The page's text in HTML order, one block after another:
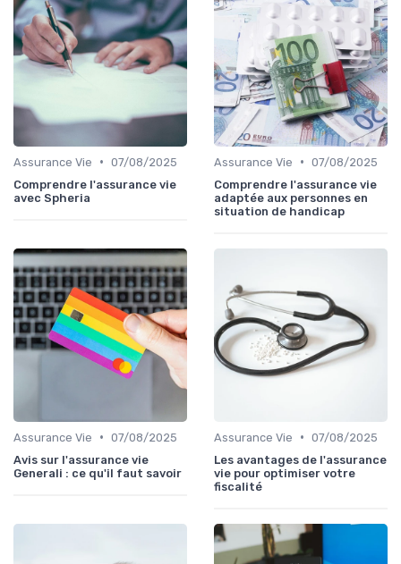
Assurance Vie • 07/08/2025
Comprendre l'assurance vie
avec Spheria
Assurance Vie • 07/08/2025
Comprendre l'assurance vie
adaptée aux personnes en
situation de handicap
Assurance Vie • 07/08/2025
Avis sur l'assurance vie
Generali : ce qu'il faut savoir
Assurance Vie • 07/08/2025
Les avantages de l'assurance
vie pour optimiser votre
fiscalité